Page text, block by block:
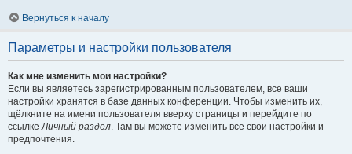
Вернуться к началу
Параметры и настройки пользователя
Как мне изменить мои настройки?
Если вы являетесь зарегистрированным пользователем, все ваши
настройки хранятся в базе данных конференции. Чтобы изменить их,
щёлкните на имени пользователя вверху страницы и перейдите по
ссылкеЛичный раздел. Там вы можете изменить все свои настройки и
предпочтения.